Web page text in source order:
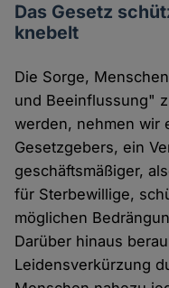
Das Gesetz
knebelt
Die Sorge,
und Beeinflussung"
werden, nehmen wir
Gesetzgebers, ein
geschäftsmäßiger,
für Sterbewillige,
möglichen
Darüber hinaus
Leidensverkürzung